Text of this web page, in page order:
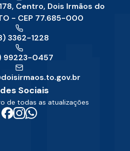
Centro, Dois Irmãos do
- CEP 77.685-000
3362-1228
99223-0457
Sociais
de todas as atualizações